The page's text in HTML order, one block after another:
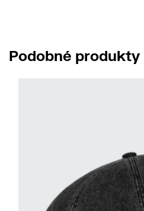
Podobné produkty